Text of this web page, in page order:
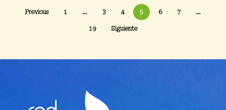
Previous 1 … 3 4 5 6 7 …
19 Siguiente